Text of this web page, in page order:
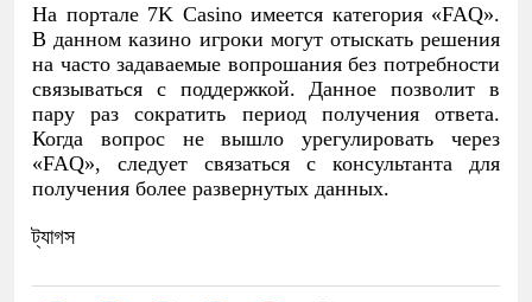
На портале 7K Casino имеется категория «FAQ».
В данном казино игроки могут отыскать решения
на часто задаваемые вопрошания без потребности
связываться с поддержкой. Данное позволит в
пару раз сократить период получения ответа.
Когда вопрос не вышло урегулировать через
«FAQ», следует связаться с консультанта для
получения более развернутых данных.
ট্যাগস